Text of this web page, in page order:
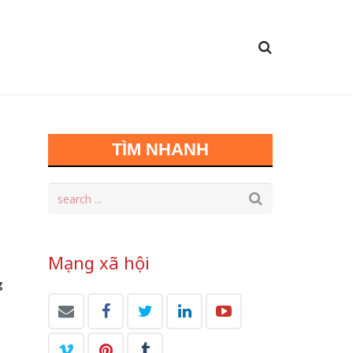
TÌM NHANH
Mạng xã hội